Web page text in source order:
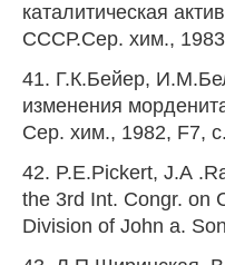
каталитическая
СССР.Сер. хим.,
41. Г.К.Бейер,
изменения
Сер. хим., 1982, F7,
42. P.E.Pickert, J.А
the 3rd Int. Congr. on
Division of John a.